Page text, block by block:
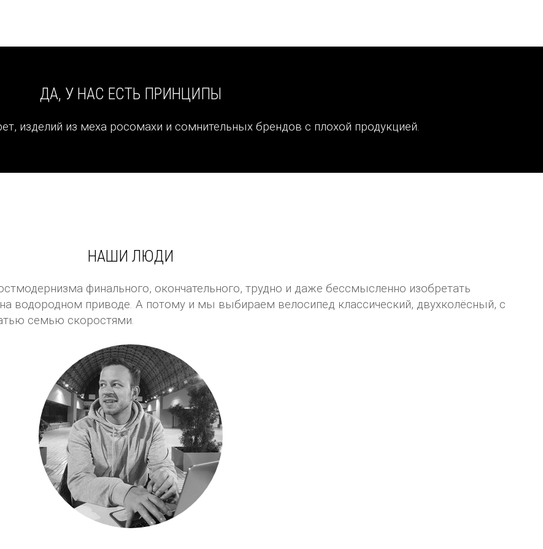
ДА, У НАС ЕСТЬ ПРИНЦИПЫ
изделий из меха росомахи и сомнительных брендов с плохой продукцией.
НАШИ ЛЮДИ
финального, окончательного, трудно и даже бессмысленно изобретать
на водородном приводе. А потому и мы выбираем велосипед классический, двухколёсный, с
семью скоростями.